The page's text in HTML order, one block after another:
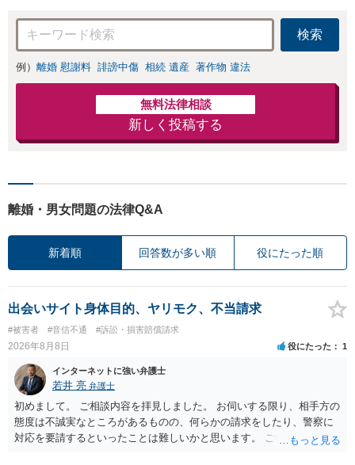
休日対応可】
検索
例） 離婚 慰謝料 誹謗中傷 相続 遺産 著作物 違法
無料法律相談
新しく投稿する
離婚・男女問題の法律Q&A
新着順 回答数が多い順 役にたった順
出会いサイト身体目的、ヤリモク、不当請求
#被害者 #音信不通 #訴訟・損害賠償請求
2026年8月8日 役にたった 1
インターネットに強い弁護士
若井 亮 弁護士
初めまして。 ご相談内容を拝見しました。 お伺いする限り、相手方の
態度は不誠実なところがあるものの、何らかの請求をしたり、警察に
対応を要請するといったことは難しいかと思います。 ご参考になれば